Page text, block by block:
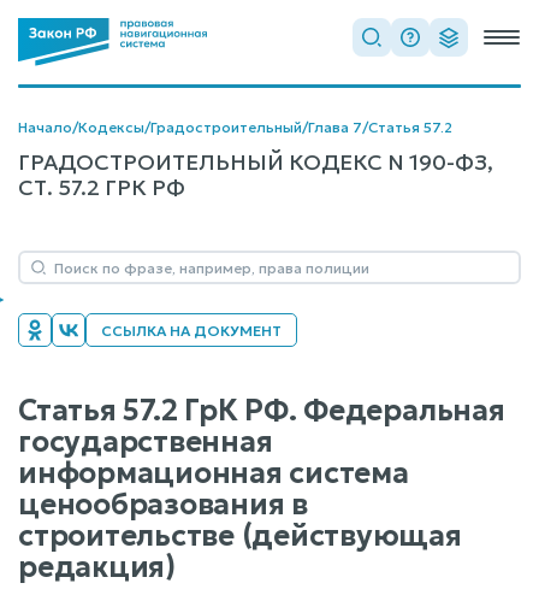
Начало/Кодексы/Градостроительный/Глава 7/Статья 57.2
ГРАДОСТРОИТЕЛЬНЫЙ КОДЕКС N 190-ФЗ,
СТ. 57.2 ГРК РФ
ССЫЛКА НА ДОКУМЕНТ
Статья 57.2 ГрК РФ. Федеральная
государственная
информационная система
ценообразования в
строительстве (действующая
редакция)